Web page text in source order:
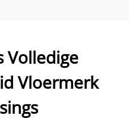
Volledige
Vloermerk